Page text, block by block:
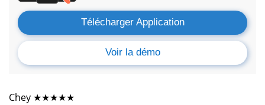
Télécharger Application
Voir la démo
Chey ★★★★★